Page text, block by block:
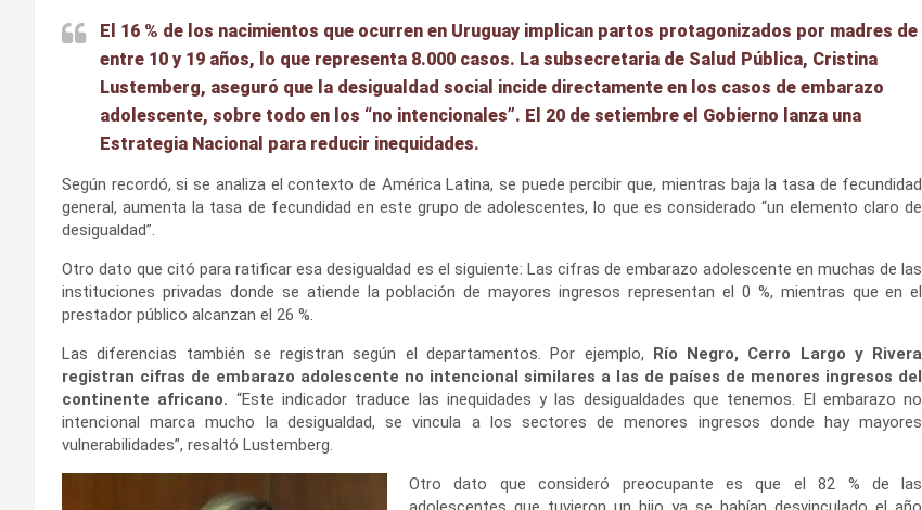
El 16 % de los nacimientos que ocurren en Uruguay implican partos protagonizados por madres de
entre 10 y 19 años, lo que representa 8.000 casos. La subsecretaria de Salud Pública, Cristina
Lustemberg, aseguró que la desigualdad social incide directamente en los casos de embarazo
adolescente, sobre todo en los “no intencionales”. El 20 de setiembre el Gobierno lanza una
Estrategia Nacional para reducir inequidades.
Según recordó, si se analiza el contexto de América Latina, se puede percibir que, mientras baja la tasa de fecundidad
general, aumenta la tasa de fecundidad en este grupo de adolescentes, lo que es considerado “un elemento claro de
desigualdad”.
Otro dato que citó para ratificar esa desigualdad es el siguiente: Las cifras de embarazo adolescente en muchas de las
instituciones privadas donde se atiende la población de mayores ingresos representan el 0 %, mientras que en el
prestador público alcanzan el 26 %.
Las diferencias también se registran según el departamentos. Por ejemplo, Río Negro, Cerro Largo y Rivera
registran cifras de embarazo adolescente no intencional similares a las de países de menores ingresos del
continente africano. “Este indicador traduce las inequidades y las desigualdades que tenemos. El embarazo no
intencional marca mucho la desigualdad, se vincula a los sectores de menores ingresos donde hay mayores
vulnerabilidades”, resaltó Lustemberg.
Otro dato que consideró preocupante es que el 82 % de las